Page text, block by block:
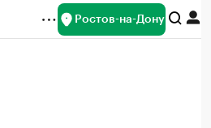
Ростов-на-Дону